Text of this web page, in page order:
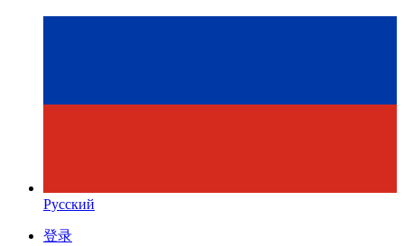
Русский
登录